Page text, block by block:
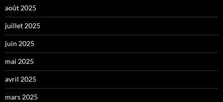
août 2025
juillet 2025
juin 2025
mai 2025
avril 2025
mars 2025